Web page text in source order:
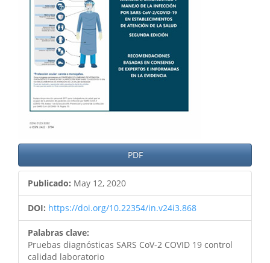
PDF
Publicado: May 12, 2020
DOI: https://doi.org/10.22354/in.v24i3.868
Palabras clave:
Pruebas diagnósticas SARS CoV-2 COVID 19 control
calidad laboratorio